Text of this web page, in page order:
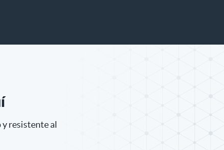
y resistente al